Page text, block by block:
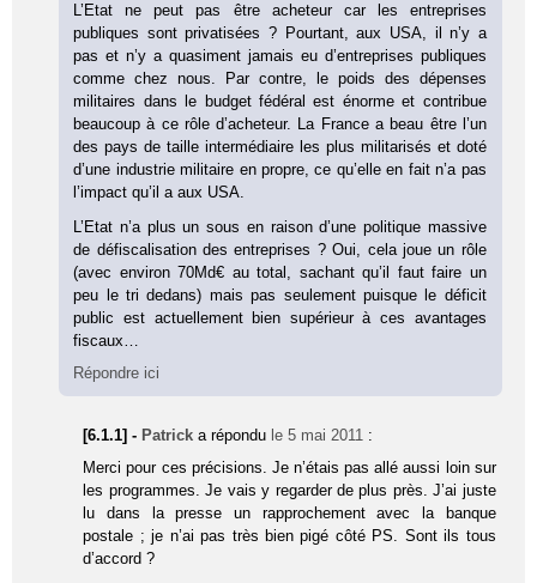
L’Etat ne peut pas être acheteur car les entreprises
publiques sont privatisées ? Pourtant, aux USA, il n’y a
pas et n’y a quasiment jamais eu d’entreprises publiques
comme chez nous. Par contre, le poids des dépenses
militaires dans le budget fédéral est énorme et contribue
beaucoup à ce rôle d’acheteur. La France a beau être l’un
des pays de taille intermédiaire les plus militarisés et doté
d’une industrie militaire en propre, ce qu’elle en fait n’a pas
l’impact qu’il a aux USA.
L’Etat n’a plus un sous en raison d’une politique massive
de défiscalisation des entreprises ? Oui, cela joue un rôle
(avec environ 70Md€ au total, sachant qu’il faut faire un
peu le tri dedans) mais pas seulement puisque le déficit
public est actuellement bien supérieur à ces avantages
fiscaux…
Répondre ici
[6.1.1] - Patrick a répondu le 5 mai 2011 :
Merci pour ces précisions. Je n’étais pas allé aussi loin sur
les programmes. Je vais y regarder de plus près. J’ai juste
lu dans la presse un rapprochement avec la banque
postale ; je n’ai pas très bien pigé côté PS. Sont ils tous
d’accord ?